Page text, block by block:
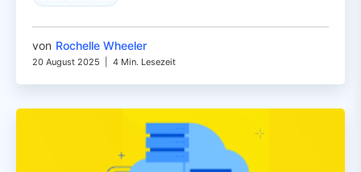
von Rochelle Wheeler
20 August 2025 4 Min. Lesezeit